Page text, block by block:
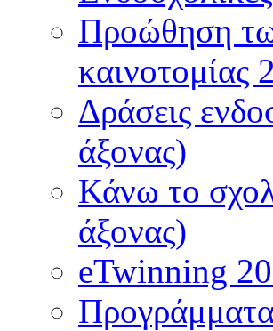
Προώθηση
καινοτομίας
Δράσεις
άξονας)
Κάνω το
άξονας)
eTwinning